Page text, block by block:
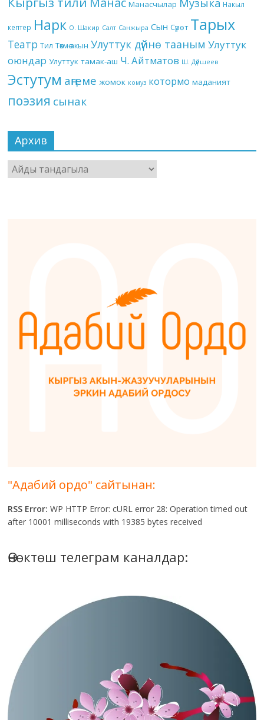
Манасчылар Музыка Накыл
кептер Нарк О. Шакир Салт Санжыра Сын Сүрөт Тарых
Театр Тил Төкмө акын Улуттук дүйнө тааным Улуттук
оюндар Улуттук тамак-аш Ч. Айтматов Ш. Дүйшеев
Эстутум аңгеме жомок комуз котормо маданият
поэзия сынак
Архив
Архив
"Адабий ордо" сайтынан:
RSS Error: WP HTTP Error: cURL error 28: Operation timed out
after 10001 milliseconds with 19385 bytes received
Өнөктөш телеграм каналдар: